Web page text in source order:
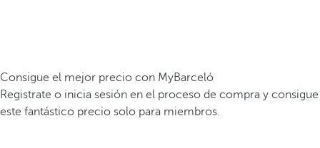
Consigue el mejor precio con MyBarceló
Registrate o inicia sesión en el proceso de compra y consigue
este fantástico precio solo para miembros.